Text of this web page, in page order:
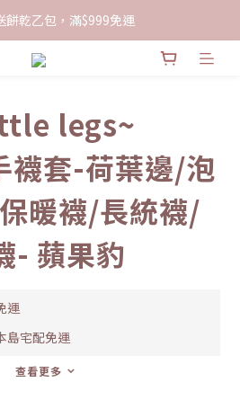
餅乾乙包，滿$999免運
餅乾乙包，滿$999免運
員領100現折購物金
legs~
套-荷葉邊/泡
暖襪/長統襪/
- 蘋果豹
運
島宅配免運
查看更多